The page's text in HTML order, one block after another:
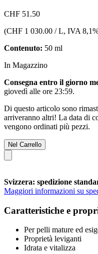
CHF 51.50
(CHF 1 030.00 / L, IVA
Contenuto: 50 ml
In Magazzino
Consegna entro il giorno
giovedì alle ore 23:59.
Di questo articolo sono
arriveranno altri! La data di
vengono ordinati più pezzi.
Nel Carrello
Svizzera: spedizione
Maggiori informazioni su
Caratteristiche e
Per pelli mature ed
Proprietà leviganti
Idrata e vitalizza